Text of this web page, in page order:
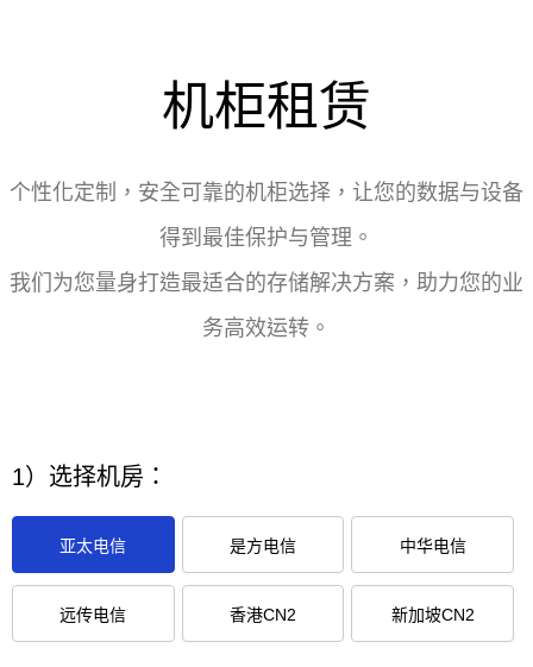
机柜租赁
个性化定制，安全可靠的机柜选择，让您的数据与设备
得到最佳保护与管理。
我们为您量身打造最适合的存储解决方案，助力您的业
务高效运转。
1）选择机房：
亚太电信 是方电信 中华电信
远传电信 香港CN2 新加坡CN2